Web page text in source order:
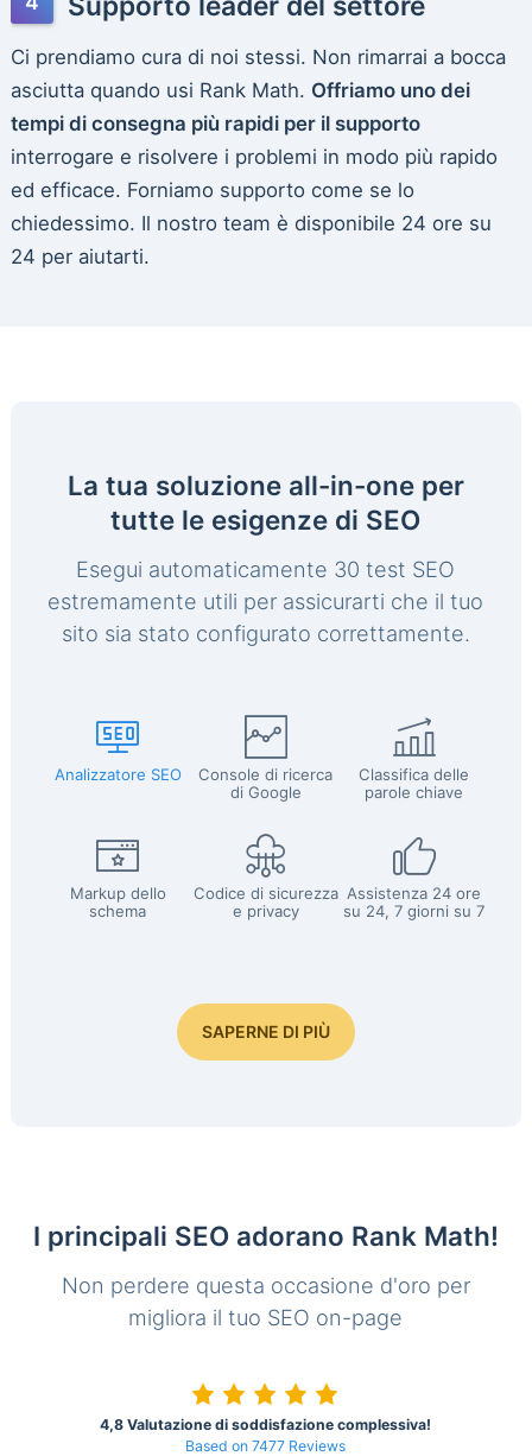
Ci prendiamo cura di noi stessi. Non rimarrai a bocca
asciutta quando usi Rank Math. Offriamo uno dei
tempi di consegna più rapidi per il supporto
interrogare e risolvere i problemi in modo più rapido
ed efficace. Forniamo supporto come se lo
chiedessimo. Il nostro team è disponibile 24 ore su
24 per aiutarti.
La tua soluzione all-in-one per
tutte le esigenze di SEO
Esegui automaticamente 30 test SEO
estremamente utili per assicurarti che il tuo
sito sia stato configurato correttamente.
Analizzatore SEO
Console di ricerca
di Google
Classifica delle
parole chiave
Markup dello
schema
Codice di sicurezza
e privacy
Assistenza 24 ore
su 24, 7 giorni su 7
SAPERNE DI PIÙ
I principali SEO adorano Rank Math!
Non perdere questa occasione d'oro per
migliora il tuo SEO on-page
4,8 Valutazione di soddisfazione complessiva!
Based on 7477 Reviews